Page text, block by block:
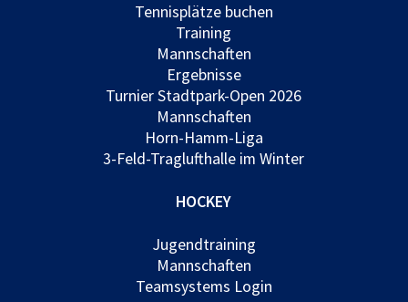
Tennisplätze buchen
Training
Mannschaften
Ergebnisse
Turnier Stadtpark-Open 2026
Mannschaften
Horn-Hamm-Liga
3-Feld-Traglufthalle im Winter
HOCKEY
Jugendtraining
Mannschaften
Teamsystems Login